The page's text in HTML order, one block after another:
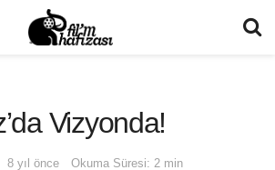
Vizyonda!
8 yıl önce Okuma Süresi: 2 min